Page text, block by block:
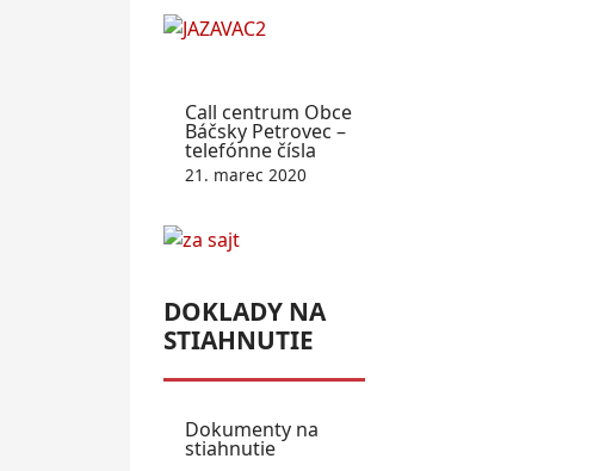
Call centrum Obce
Báčsky Petrovec –
telefónne čísla
21. marec 2020
DOKLADY NA
STIAHNUTIE
Dokumenty na
stiahnutie